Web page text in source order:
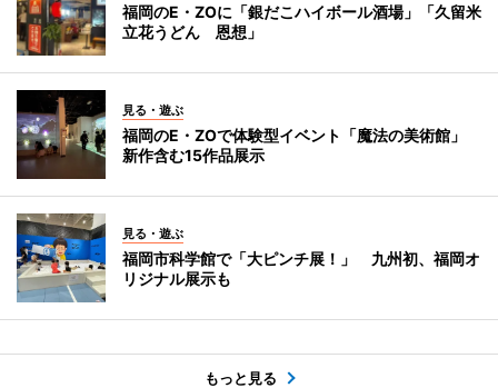
福岡のE・ZOに「銀だこハイボール酒場」「久留米
立花うどん 恩想」
見る・遊ぶ
福岡のE・ZOで体験型イベント「魔法の美術館」
新作含む15作品展示
見る・遊ぶ
福岡市科学館で「大ピンチ展！」 九州初、福岡オ
リジナル展示も
もっと見る